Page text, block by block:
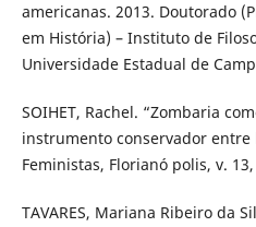
americanas. 2013. Doutorado
em História) – Instituto de
Universidade Estadual de
SOIHET, Rachel. “Zombaria
instrumento conservador entre
Feministas, Florianó polis, v.
TAVARES, Mariana Ribeiro da